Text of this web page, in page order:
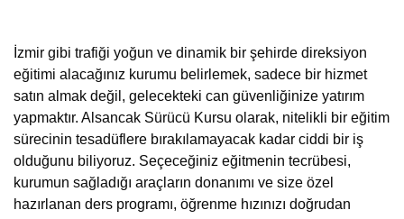
İzmir gibi trafiği yoğun ve dinamik bir şehirde direksiyon
eğitimi alacağınız kurumu belirlemek, sadece bir hizmet
satın almak değil, gelecekteki can güvenliğinize yatırım
yapmaktır. Alsancak Sürücü Kursu olarak, nitelikli bir eğitim
sürecinin tesadüflere bırakılamayacak kadar ciddi bir iş
olduğunu biliyoruz. Seçeceğiniz eğitmenin tecrübesi,
kurumun sağladığı araçların donanımı ve size özel
hazırlanan ders programı, öğrenme hızınızı doğrudan